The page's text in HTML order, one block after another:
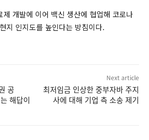
제 개발에 이어 백신 생산에 협업해 코로나
지 인지도를 높인다는 방침이다.
공
해답이
Next article
최저임금 인상한 중부자바 주지
사에 대해 기업 측 소송 제기